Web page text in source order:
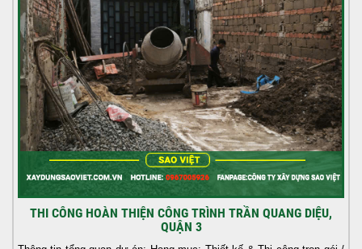
THI CÔNG HOÀN THIỆN CÔNG TRÌNH TRẦN QUANG DIỆU,
QUẬN 3